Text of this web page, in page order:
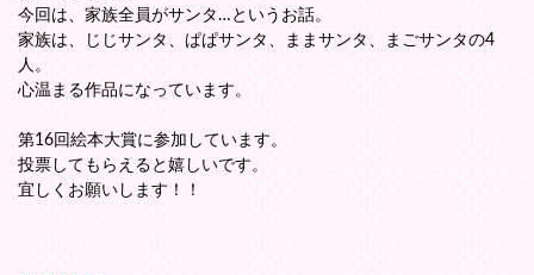
今回は、家族全員がサンタ…というお話。
家族は、じじサンタ、ぱぱサンタ、ままサンタ、まごサンタの4
人。
心温まる作品になっています。
第16回絵本大賞に参加しています。
投票してもらえると嬉しいです。
宜しくお願いします！！